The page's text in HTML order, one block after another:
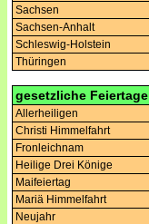
Sachsen
Sachsen-Anhalt
Schleswig-Holstein
Thüringen
gesetzliche Feiertage
Allerheiligen
Christi Himmelfahrt
Fronleichnam
Heilige Drei Könige
Maifeiertag
Mariä Himmelfahrt
Neujahr